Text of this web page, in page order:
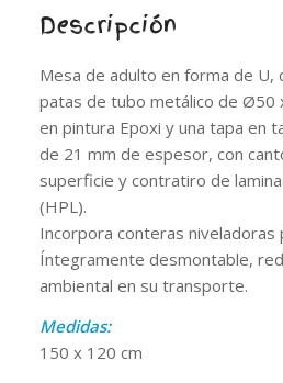
Descripción
Mesa de adulto en forma de U,
patas de tubo metálico de Ø50
en pintura Epoxi y una tapa en
de 21 mm de espesor, con
superficie y contratiro de
(HPL).
Incorpora conteras niveladoras
Íntegramente desmontable,
ambiental en su transporte.
Medidas:
150 x 120 cm